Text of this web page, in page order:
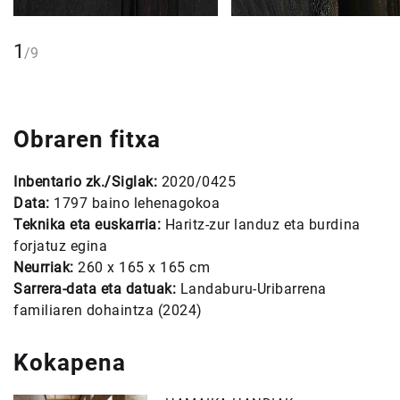
1 /9
Obraren fitxa
Inbentario zk./Siglak: 2020/0425
Data: 1797 baino lehenagokoa
Teknika eta euskarria: Haritz-zur landuz eta burdina
forjatuz egina
Neurriak: 260 x 165 x 165 cm
Sarrera-data eta datuak: Landaburu-Uribarrena
familiaren dohaintza (2024)
Kokapena